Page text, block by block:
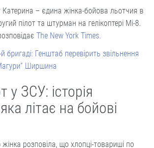
– єдина жінка-бойова льотчия в
пілот та штурман на гелікоптері Мі-8.
The New York Times.
бригаді: Генштаб перевірить звільнення
Ширшина
у ЗСУ: історія
літає на бойові
розповіла, що хлопці-товариші по